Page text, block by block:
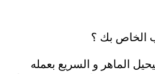
الخاص بك ؟
الماهر و السريع بعمله